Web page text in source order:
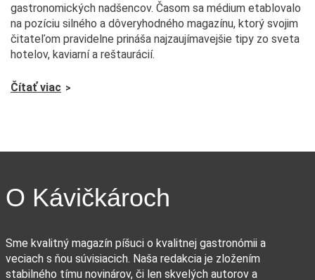
gastronomických nadšencov. Časom sa médium etablovalo
na pozíciu silného a dôveryhodného magazínu, ktorý svojim
čitateľom pravidelne prináša najzaujímavejšie tipy zo sveta
hotelov, kaviarní a reštaurácií.
Čítať viac
O Kávičkároch
Sme kvalitný magazín píšuci o kvalitnej gastronómii a
veciach s ňou súvisiacich. Naša redakcia je zložením
stabilného tímu novinárov, či len skvelých autorov a